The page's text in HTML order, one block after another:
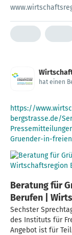
nahmen das
hat einen
https://
bergstrasse.de/
Gruender-in-
Beratung für
Berufen |
Sechster
des Instituts für
Angebot ist für